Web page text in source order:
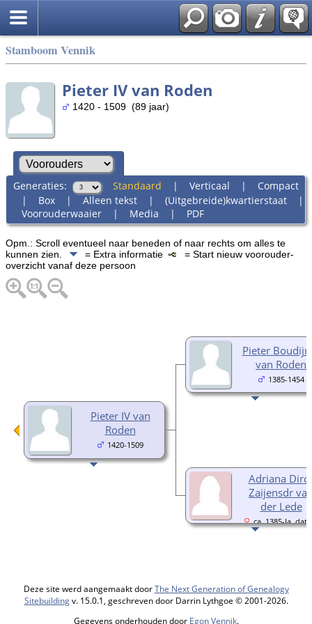
Stamboom Vennik
Pieter IV van Roden
1420 - 1509 (89 jaar)
Generaties: Standaard | Verticaal | Compact
| Box| Alleen tekst| (Uitgebreide)kwartierstaat|
Voorouderwaaier| Media | PDF
Opm.: Scroll eventueel naar beneden of naar rechts om alles te
kunnen zien.
= Extra informatie
= Start nieuw voorouder-
overzicht vanaf deze persoon
Pieter IV van
Roden
1420-1509
Pieter
van Roden
1385-1454
Adriana
Zaijensdr
der Lede
ca. 1385-Ja,
echter onbekend
Deze site werd aangemaakt doorThe Next Generation of Genealogy
Sitebuildingv. 15.0.1, geschreven door Darrin Lythgoe © 2001-2026.
Gegevens onderhouden door Egon Vennik.